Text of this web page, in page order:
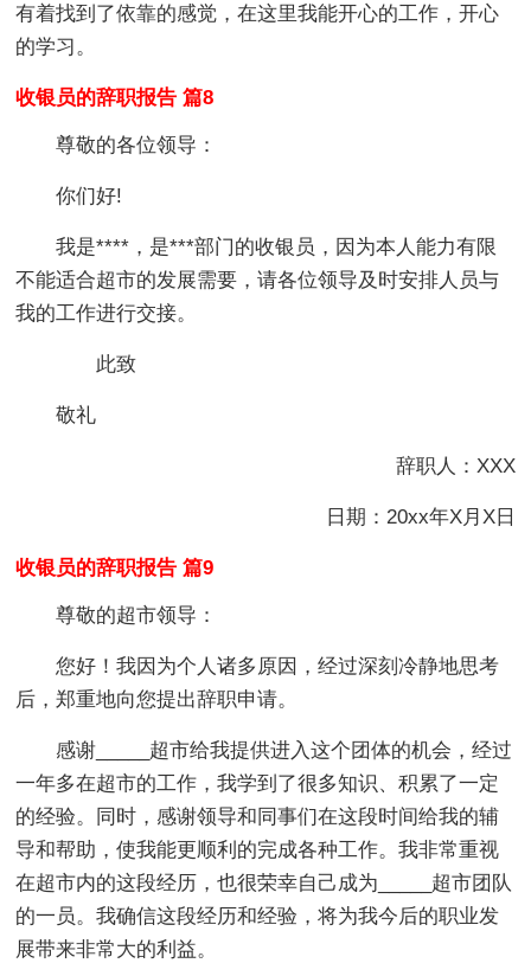
有着找到了依靠的感觉，在这里我能开心的工作，开心
的学习。
收银员的辞职报告 篇8
尊敬的各位领导：
你们好!
我是****，是***部门的收银员，因为本人能力有限
不能适合超市的发展需要，请各位领导及时安排人员与
我的工作进行交接。
此致
敬礼
辞职人：XXX
日期：20xx年X月X日
收银员的辞职报告 篇9
尊敬的超市领导：
您好！我因为个人诸多原因，经过深刻冷静地思考
后，郑重地向您提出辞职申请。
感谢_____超市给我提供进入这个团体的机会，经过
一年多在超市的工作，我学到了很多知识、积累了一定
的经验。同时，感谢领导和同事们在这段时间给我的辅
导和帮助，使我能更顺利的完成各种工作。我非常重视
在超市内的这段经历，也很荣幸自己成为_____超市团队
的一员。我确信这段经历和经验，将为我今后的职业发
展带来非常大的利益。